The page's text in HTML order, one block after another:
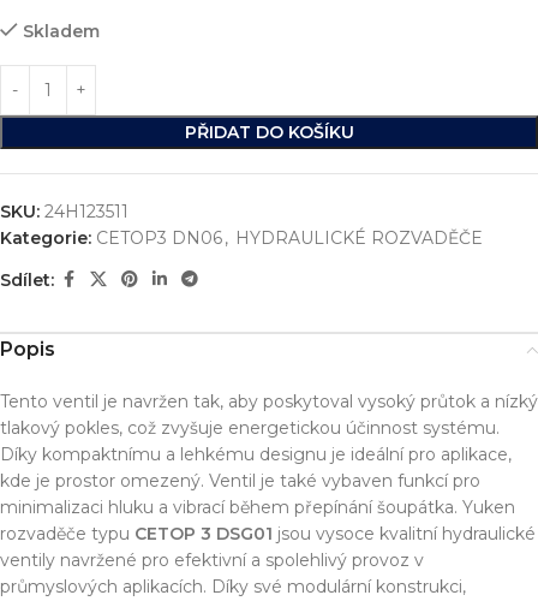
Skladem
PŘIDAT DO KOŠÍKU
SKU: 24H123511
Kategorie: CETOP3 DN06, HYDRAULICKÉ ROZVADĚČE
Sdílet:
Popis
Tento ventil je navržen tak, aby poskytoval vysoký průtok a nízký
tlakový pokles, což zvyšuje energetickou účinnost systému.
Díky kompaktnímu a lehkému designu je ideální pro aplikace,
kde je prostor omezený. Ventil je také vybaven funkcí pro
minimalizaci hluku a vibrací během přepínání šoupátka. Yuken
rozvaděče typu CETOP 3 DSG01 jsou vysoce kvalitní hydraulické
ventily navržené pro efektivní a spolehlivý provoz v
průmyslových aplikacích. Díky své modulární konstrukci,